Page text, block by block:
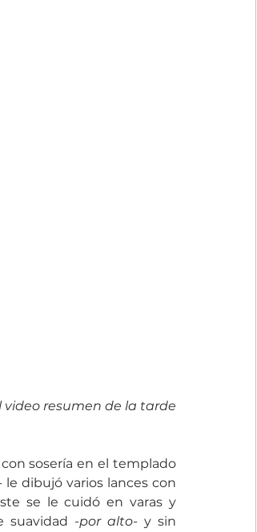
video resumen de la tarde
sosería en el templado
le dibujó varios lances con
se le cuidó en varas y
suavidad -por alto- y sin